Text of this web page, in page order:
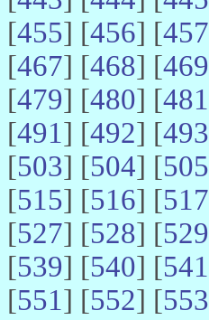
[455] [456] [457
[467] [468] [469
[479] [480] [481
[491] [492] [493
[503] [504] [505
[515] [516] [517
[527] [528] [529
[539] [540] [541
[551] [552] [553